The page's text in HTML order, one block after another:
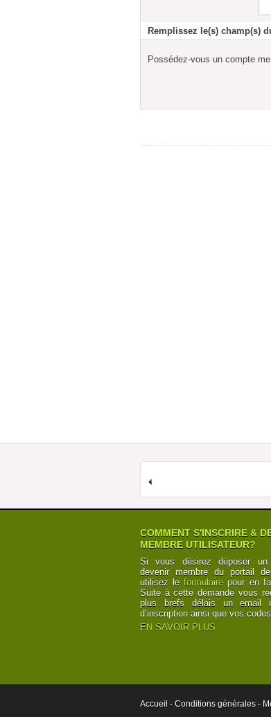
Remplissez le(s) champ(s)
Possédez-vous un compte
COMMENT S'INSCRIRE &
MEMBRE UTILISATEUR?
Si vous désirez déposer
devenir membre du portail de
utilisez leformulaire pour en
Suite à cette demande vous
plus brefs délais un email
d’inscription ainsi que vos
EN SAVOIR PLUS
Accueil - Conditions générales -